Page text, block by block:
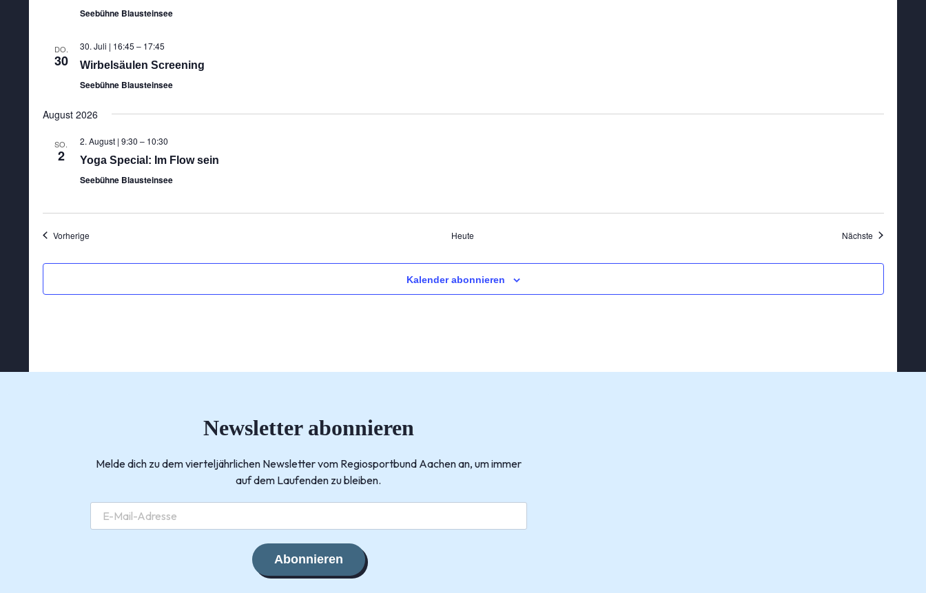
Seebühne Blausteinsee
DO.
30
30. Juli | 16:45 – 17:45
Wirbelsäulen Screening
Seebühne Blausteinsee
August 2026
SO.
2
2. August | 9:30 – 10:30
Yoga Special: Im Flow sein
Seebühne Blausteinsee
VorherigeVeranstaltungen Heute Nächste
Kalender abonnieren
Newsletter abonnieren
Melde dich zu dem vierteljährlichen Newsletter vom Regiosportbund Aachen an, um immer
auf dem Laufenden zu bleiben.
Abonnieren